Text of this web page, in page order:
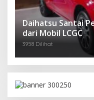
Daihatsu Santai
dari Mobil LCGC
3958 Dilihat